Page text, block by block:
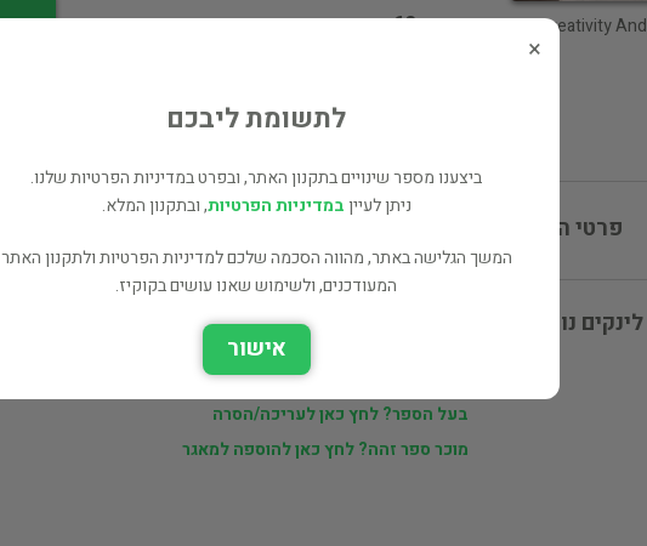
שער הספר {Creativity And
מחיר 60 ₪
פרטי המוכר
לינקים נוספים
ספרים נוספים למכירה של דוד פורת (79 כותרים)
כל הספרים בקטגוריית דת ורוחניות (2,047 כותרים)
בעל הספר? לחץ כאן לעריכה/הסרה
מוכר ספר זהה? לחץ כאן להוספה למאגר
×
לתשומת ליבכם
ביצענו מספר שינויים בתקנון האתר, ובפרט במדיניות הפרטיות שלנו.
ניתן לעייןבמדיניות הפרטיות, ובתקנון המלא.
המשך הגלישה באתר, מהווה הסכמה שלכם למדיניות הפרטיות ולתקנון האתר
המעודכנים, ולשימוש שאנו עושים בקוקיז.
אישור